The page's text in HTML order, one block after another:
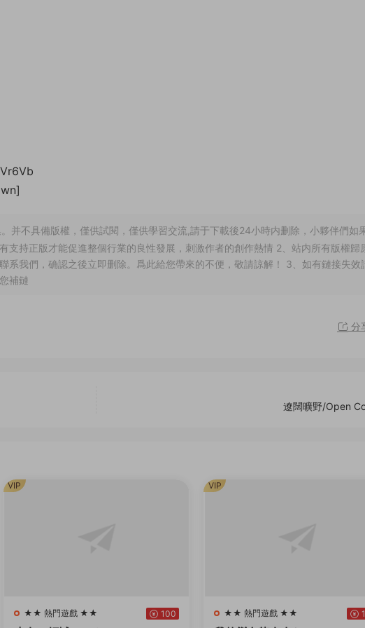
并不具備版權，僅供試閱，僅供學習交流,請于下載後24小時内删除，小夥伴們如
支持正版才能促進整個行業的良性發展，刺激作者的創作熱情 2、站内所有版權歸
系我們，确認之後立即删除。爲此給您帶來的不便，敬請諒解！ 3、如有鏈接失效
補鏈
分
遼闊曠野/Open
★★ 熱門遊戲 ★★ 100
VIP
★★ 熱門遊戲 ★★
VIP